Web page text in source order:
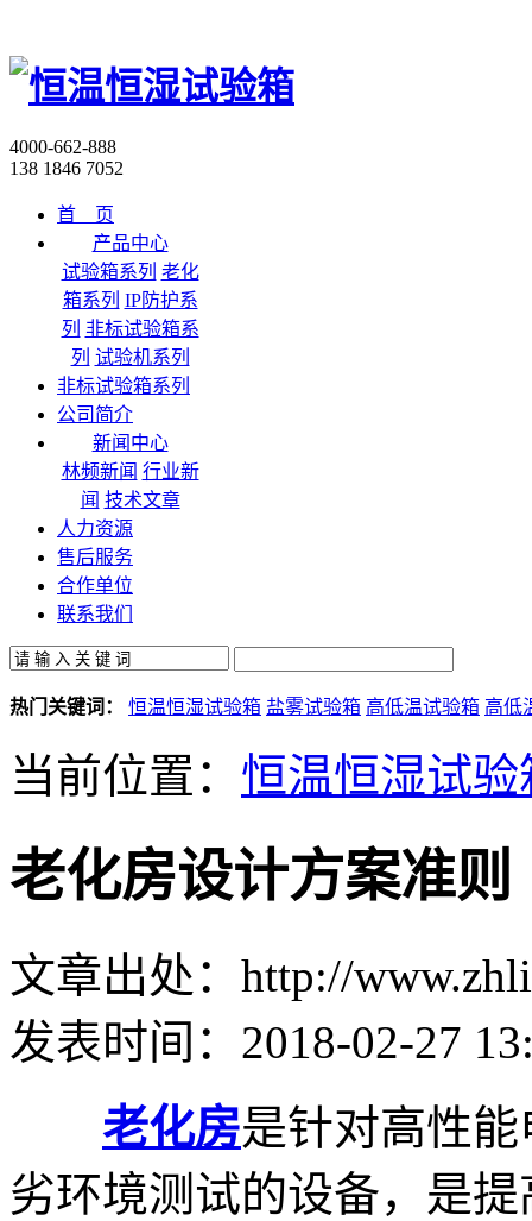
4000-662-888
138 1846 7052
首 页
产品中心
试验箱系列 老化
箱系列 IP防护系
列 非标试验箱系
列 试验机系列
非标试验箱系列
公司简介
新闻中心
林频新闻 行业新
闻 技术文章
人力资源
售后服务
合作单位
联系我们
热门关键词： 恒温恒湿试验箱 盐雾试验箱 高低温试验箱 高低
当前位置： 恒温恒湿试验
老化房设计方案准则
文章出处：http://
发表时间：2018-02-27
老化房是针对高性
劣环境测试的设备，是